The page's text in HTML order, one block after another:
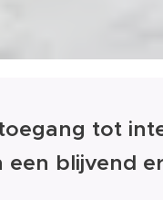
toegang tot
een blijvend